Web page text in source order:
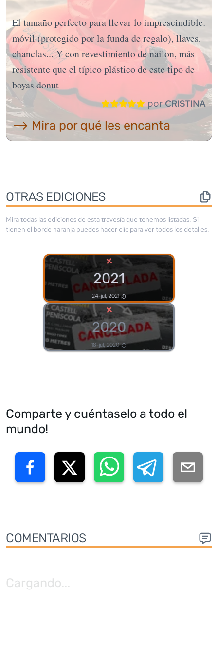
El tamaño perfecto para llevar lo imprescindible:
móvil (protegido por la funda de regalo), llaves,
chanclas... Y con revestimiento de nailon, más
resistente que el típico plástico de este tipo de
boyas donut
porCRISTINA
⟶ Mira por qué les encanta
OTRAS EDICIONES
Mira todas las ediciones de esta travesía que tenemos listadas. Si
tienen el borde naranja puedes hacer clic para ver todos los detalles.
×
2021
24-jul, 2021
×
2020
18-jul, 2020
Comparte y cuéntaselo a todo el
mundo!
COMENTARIOS
Cargando...